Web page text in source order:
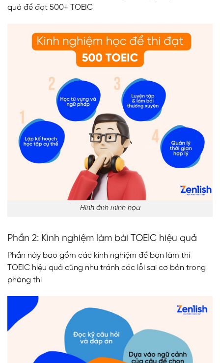
quả để đạt 500+ TOEIC
Hình ảnh minh họa
Phần 2: Kinh nghiệm làm bài TOEIC hiệu quả
Phần này bao gồm các kinh nghiệm để bạn làm thi
TOEIC hiệu quả cũng như tránh các lỗi sai cơ bản trong
phòng thi